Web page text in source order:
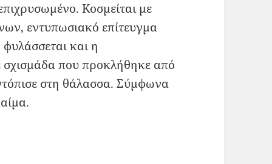
Κοσμείται με
εντυπωσιακό επίτευγμα
και η
που προκλήθηκε από
στη θάλασσα. Σύμφωνα